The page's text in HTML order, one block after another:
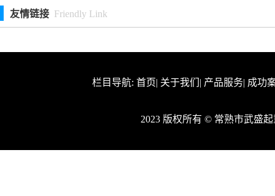
友情链接 Friendly Link
栏目导航: 首页| 关于我们 | 产品服务| 成功
2023 版权所有 © 常熟市武盛